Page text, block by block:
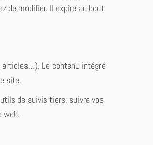
de modifier. Il expire au bout
articles…). Le contenu intégré
site.
de suivis tiers, suivre vos
web.